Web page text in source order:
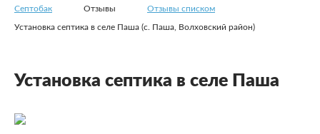
Септобак Отзывы Отзывы списком
Установка септика в селе Паша (с. Паша, Волховский район)
Установка септика в селе Паша